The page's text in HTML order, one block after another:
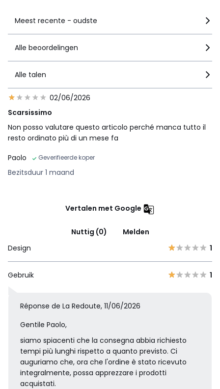
Meest recente - oudste
Alle beoordelingen
Alle talen
02/06/2026
Scarsissimo
Non posso valutare questo articolo perché manca tutto il
resto ordinato più di un mese fa
Paolo
Geverifieerde koper
Bezitsduur 1 maand
Vertalen met Google
Nuttig (0)
Melden
Design
1
Gebruik 1
Réponse de La Redoute, 11/06/2026
Gentile Paolo,
siamo spiacenti che la consegna abbia richiesto
tempi più lunghi rispetto a quanto previsto. Ci
auguriamo che, ora che l'ordine è stato ricevuto
integralmente, possa apprezzare i prodotti
acquistati.